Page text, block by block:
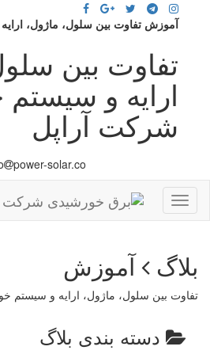
آموزش تفاوت بین سلول، ماژول،
تفاوت بین
ارایه و
شرکت آراپل
power-solar.co
Toggle
navigation
بلاگ آموزش
تفاوت بین سلول، ماژول، ارایه و سیستم
دسته بندی بلاگ